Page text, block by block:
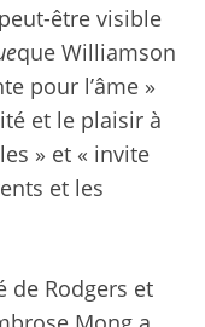
être visible
que Williamson
pour l’âme »
et le plaisir à
» et « invite
et les
de Rodgers et